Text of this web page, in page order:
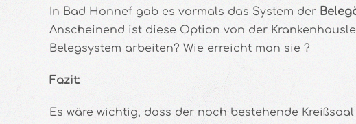
In Bad Honnef gab es vormals das System der
Anscheinend ist diese Option von der
Belegsystem arbeiten? Wie erreicht man sie ?
Fazit:
Es wäre wichtig, dass der noch bestehende